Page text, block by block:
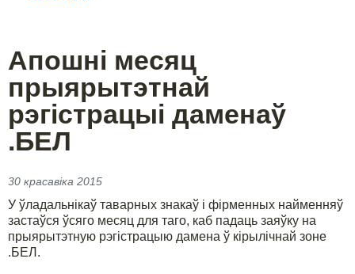
Апошні месяц
прыярытэтнай
рэгістрацыі даменаў
.БЕЛ
30 красавіка 2015
У ўладальнікаў таварных знакаў і фірменных найменняў
застаўся ўсяго месяц для таго, каб падаць заяўку на
прыярытэтную рэгістрацыю дамена ў кірылічнай зоне
.БЕЛ.